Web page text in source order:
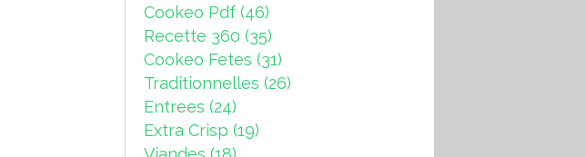
Cookeo Pdf (46)
Recette 360 (35)
Cookeo Fetes (31)
Traditionnelles (26)
Entrees (24)
Extra Crisp (19)